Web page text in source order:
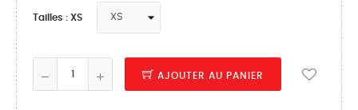
Tailles : XS
AJOUTER AU PANIER